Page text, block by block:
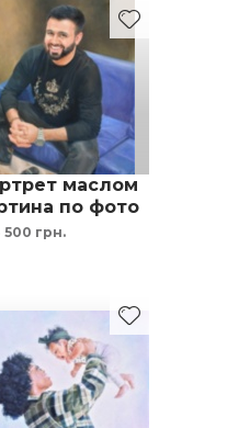
маслом
по фото
заказ
500 грн.